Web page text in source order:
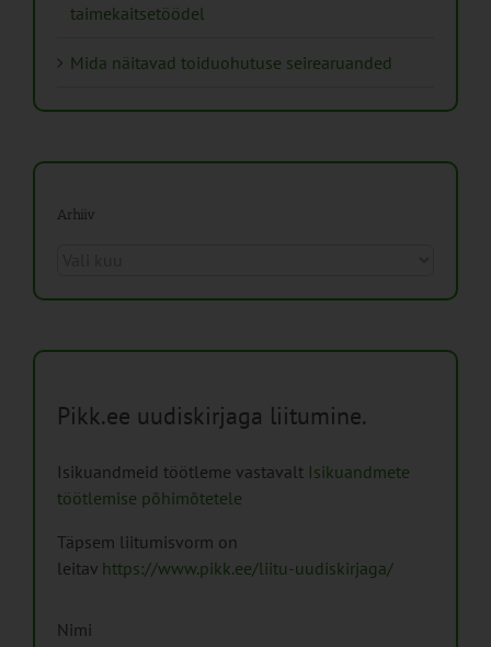
taimekaitsetöödel
Mida näitavad toiduohutuse seirearuanded
Arhiiv
Pikk.ee uudiskirjaga liitumine.
Isikuandmeid töötleme vastavalt Isikuandmete
töötlemise põhimõtetele
Täpsem liitumisvorm on
leitav https://www.pikk.ee/liitu-uudiskirjaga/
Nimi